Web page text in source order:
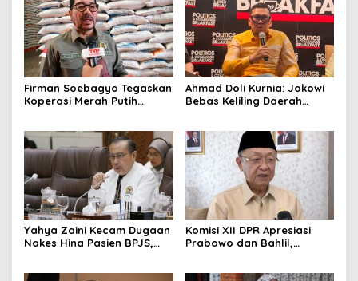
Firman Soebagyo Tegaskan
Koperasi Merah Putih
Bersubsidi
Ahmad Doli Kurnia: Jokowi
Bebas Keliling Daerah
Yahya Zaini Kecam Dugaan
Nakes Hina Pasien BPJS,
Komisi XII DPR Apresiasi
Prabowo dan Bahlil,